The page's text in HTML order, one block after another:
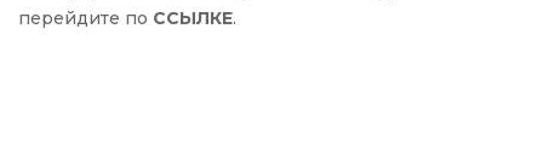
перейдите по ССЫЛКЕ.